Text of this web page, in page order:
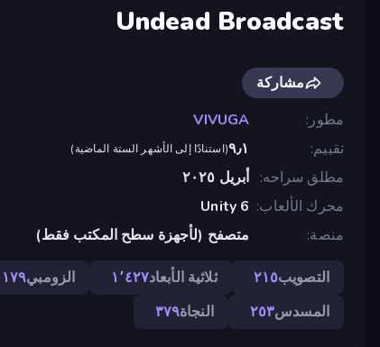
Undead Broadcast
مشاركة
مطور
VIVUGA
تقييم
٩٫١(استنادًا إلى الأشهر الستة الماضية)
مطلق سراحه
أبريل ٢٠٢٥
محرك الألعاب Unity 6
منصة
متصفح (لأجهزة سطح المكتب فقط)
التصويب٢١٥ ثلاثية الأبعاد١٬٤٢٧ الزومبي١٧٩
المسدس٢٥٣ النجاة٣٧٩